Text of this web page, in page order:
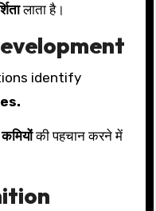
लाता है।
identify
की पहचान करने में